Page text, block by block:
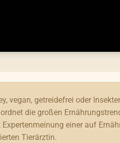
vegan, getreidefrei oder
die großen
einer auf
Tierärztin.